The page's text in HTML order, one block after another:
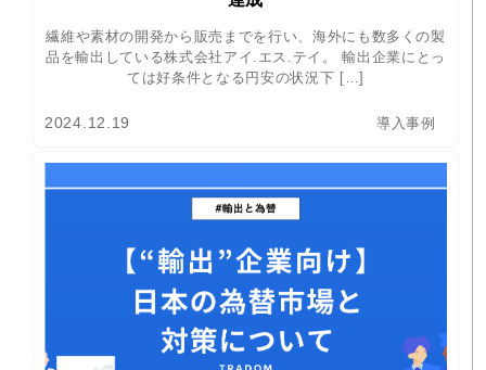
繊維や素材の開発から販売までを行い、海外にも数多くの製
品を輸出している株式会社アイ.エス.テイ。 輸出企業にとっ
ては好条件となる円安の状況下 […]
2024.12.19 導入事例